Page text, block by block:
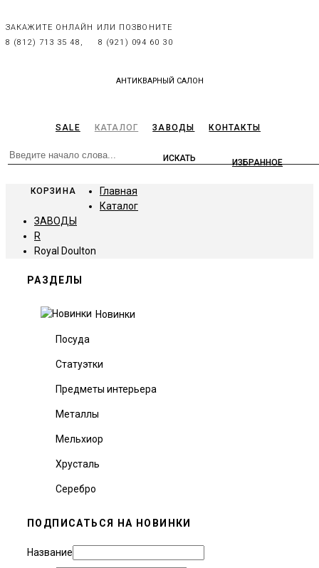
ЗАКАЖИТЕ ОНЛАЙН ИЛИ ПОЗВОНИТЕ
8 (812) 713 35 48,
8 (921) 094 60 30
АНТИКВАРНЫЙ САЛОН
SALE КАТАЛОГ ЗАВОДЫ КОНТАКТЫ
ИЗБРАННОЕ
КОРЗИНА
Главная
Каталог
ЗАВОДЫ
R
Royal Doulton
РАЗДЕЛЫ
Новинки
Посуда
Статуэтки
Предметы интерьера
Металлы
Мельхиор
Хрусталь
Серебро
ПОДПИСАТЬСЯ НА НОВИНКИ
Название